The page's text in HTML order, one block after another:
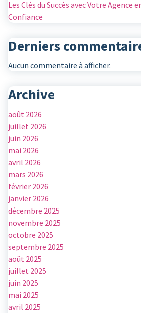
Les Clés du Succès avec Votre Agence
Confiance
Derniers
Aucun commentaire à afficher.
Archive
août 2026
juillet 2026
juin 2026
mai 2026
avril 2026
mars 2026
février 2026
janvier 2026
décembre 2025
novembre 2025
octobre 2025
septembre 2025
août 2025
juillet 2025
juin 2025
mai 2025
avril 2025